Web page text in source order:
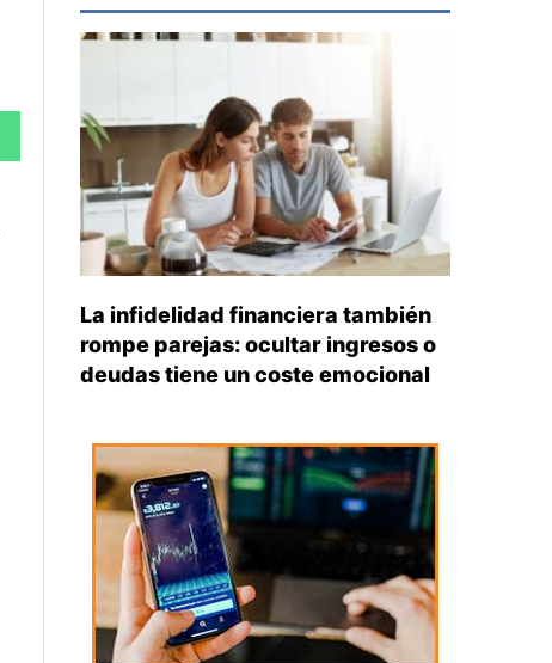
La infidelidad financiera también
rompe parejas: ocultar ingresos o
deudas tiene un coste emocional